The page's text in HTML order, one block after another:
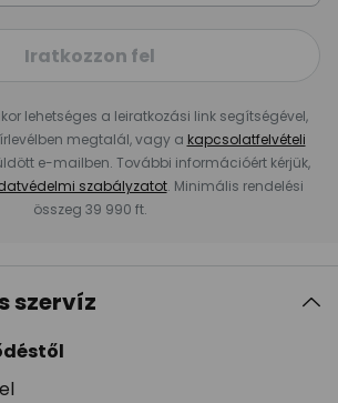
Iratkozzon fel
lehetséges a leiratkozási link segítségével,
megtalál, vagy a kapcsolatfelvételi
e-mailben. További információért kérjük,
szabályzatot. Minimális rendelési
összeg 39 990 ft.
szervíz